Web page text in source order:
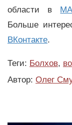
области в
Больше
ВКонтакте.
Теги: Болхов,
Автор: Олег